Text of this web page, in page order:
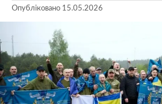
Опубліковано 15.05.2026